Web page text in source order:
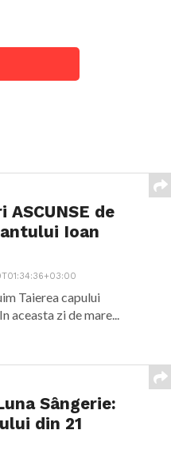
de
Ioan
Taierea capului
aceasta zi de mare...
Sângerie:
din 21